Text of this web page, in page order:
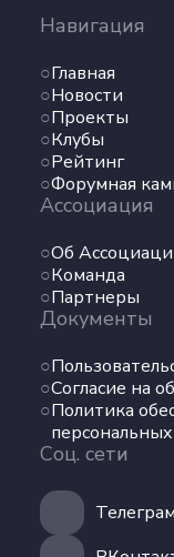
Навигация
Главная
Новости
Проекты
Клубы
Рейтинг
Форумная
Ассоциация
Об
Команда
Партнеры
Документы
Согласие на
Политика
Соц. сети
Телеграм
Об Ассоциации
Команда
Партнеры
Согласие на
персональных
сети
Max